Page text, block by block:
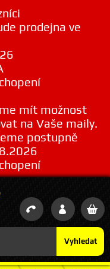
prodejna ve
mít možnost
na Vaše maily.
postupně
Vyhledat